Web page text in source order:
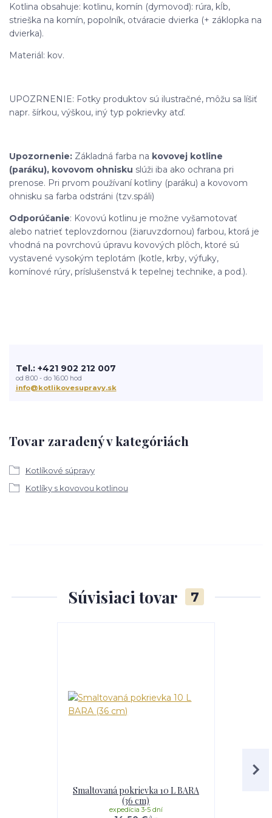
Kotlina obsahuje: kotlinu, komín (dymovod): rúra, kĺb,
strieška na komín, popolník, otváracie dvierka (+ záklopka na
dvierka).
Materiál: kov.
UPOZRNENIE: Fotky produktov sú ilustračné, môžu sa líšiť
napr. šírkou, výškou, iný typ pokrievky atď.
Upozornenie: Základná farba na kovovej kotline
(paráku), kovovom ohnisku slúži iba ako ochrana pri
prenose. Pri prvom používaní kotliny (paráku) a kovovom
ohnisku sa farba odstráni (tzv.spáli)
Odporúčanie: Kovovú kotlinu je možne vyšamotovať
alebo natrieť teplovzdornou (žiaruvzdornou) farbou, ktorá je
vhodná na povrchovú úpravu kovových plôch, ktoré sú
vystavené vysokým teplotám (kotle, krby, výfuky,
komínové rúry, príslušenstvá k tepelnej technike, a pod.).
Tovar zaradený v kategóriách
Kotlíkové súpravy
Kotlíky s kovovou kotlinou
Tel.: +421 902 212 007
od 8:00 - do 16:00 hod
info@kotlikovesupravy.sk
Súvisiaci tovar 7
Smaltovaná pokrievka 10 L BARA
(36 cm)
expedícia 3-5 dní